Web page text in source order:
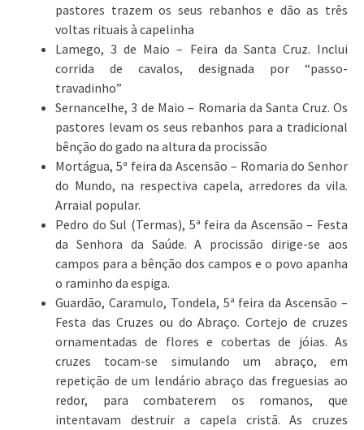
pastores trazem os seus rebanhos e dão as três
voltas rituais à capelinha
Lamego, 3 de Maio – Feira da Santa Cruz. Inclui
corrida de cavalos, designada por “passo-
travadinho”
Sernancelhe, 3 de Maio – Romaria da Santa Cruz. Os
pastores levam os seus rebanhos para a tradicional
bênção do gado na altura da procissão
Mortágua, 5ª feira da Ascensão – Romaria do Senhor
do Mundo, na respectiva capela, arredores da vila.
Arraial popular.
Pedro do Sul (Termas), 5ª feira da Ascensão – Festa
da Senhora da Saúde. A procissão dirige-se aos
campos para a bênção dos campos e o povo apanha
o raminho da espiga.
Guardão, Caramulo, Tondela, 5ª feira da Ascensão –
Festa das Cruzes ou do Abraço. Cortejo de cruzes
ornamentadas de flores e cobertas de jóias. As
cruzes tocam-se simulando um abraço, em
repetição de um lendário abraço das freguesias ao
redor, para combaterem os romanos, que
intentavam destruir a capela cristã. As cruzes